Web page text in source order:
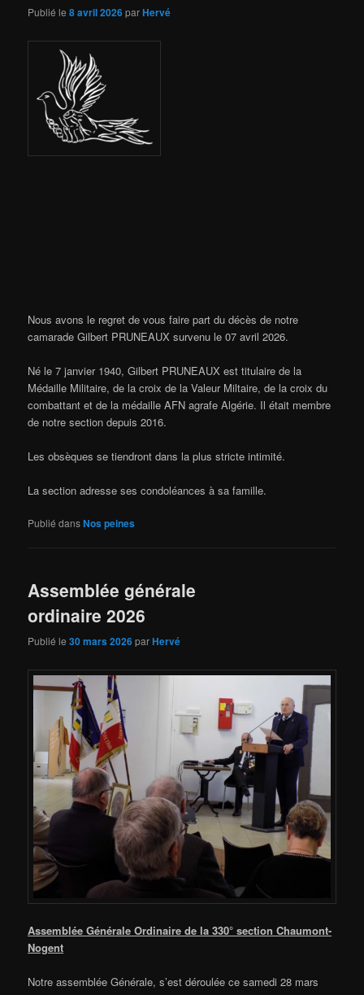
Publié le8 avril 2026parHervé
Nous avons le regret de vous faire part du décès de notre
camarade Gilbert PRUNEAUX survenu le 07 avril 2026.
Né le 7 janvier 1940, Gilbert PRUNEAUX est titulaire de la
Médaille Militaire, de la croix de la Valeur Miltaire, de la croix du
combattant et de la médaille AFN agrafe Algérie. Il était membre
de notre section depuis 2016.
Les obsèques se tiendront dans la plus stricte intimité.
La section adresse ses condoléances à sa famille.
Publié dansNos peines
Assemblée générale
ordinaire 2026
Publié le30 mars 2026parHervé
Assemblée Générale Ordinaire de la 330° section Chaumont-
Nogent
Notre assemblée Générale, s’est déroulée ce samedi 28 mars